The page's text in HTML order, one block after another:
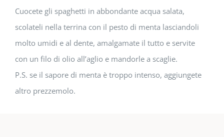
Cuocete gli spaghetti in abbondante acqua salata,
scolateli nella terrina con il pesto di menta lasciandoli
molto umidi e al dente, amalgamate il tutto e servite
con un filo di olio all’aglio e mandorle a scaglie.
P.S. se il sapore di menta è troppo intenso, aggiungete
altro prezzemolo.